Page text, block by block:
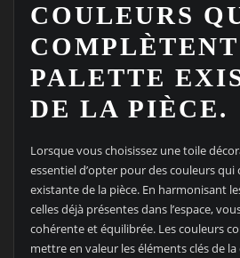
COULEURS
PALETTE
DE LA PIÈCE.
Lorsque vous choisissez une toile
essentiel d’opter pour des couleurs
existante de la pièce. En harmonisant
celles déjà présentes dans l’espace,
cohérente et équilibrée. Les couleurs
mettre en valeur les éléments clés de